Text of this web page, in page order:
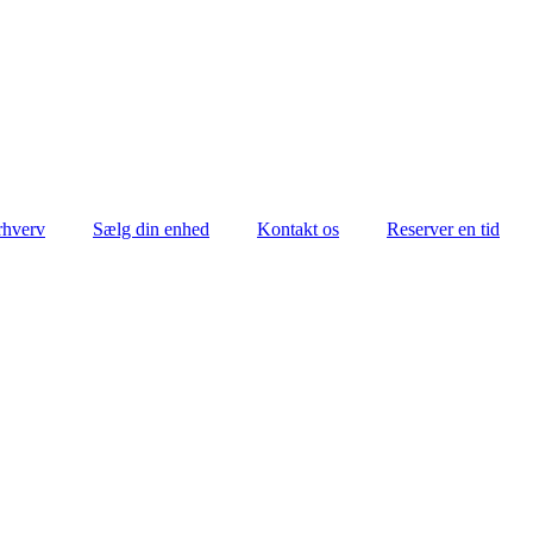
Sælg din enhed Kontakt os Reserver en tid